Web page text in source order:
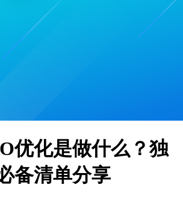
优化是做什么？独
备清单分享